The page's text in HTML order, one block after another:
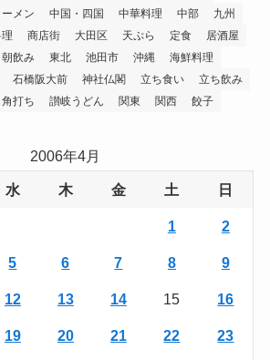
ーメン 中国・四国 中華料理 中部
九州
商店街 大田区 天ぷら 定食
居酒屋
朝飲み 東北 池田市 沖縄
海鮮料理
石橋阪大前 神社仏閣 立ち食い
立ち飲み
角打ち 讃岐うどん 関東 関西 餃子
2006年4月
水 木 金 土 日
1 2
5 6 7 8 9
12 13 14 15 16
19 20 21 22 23